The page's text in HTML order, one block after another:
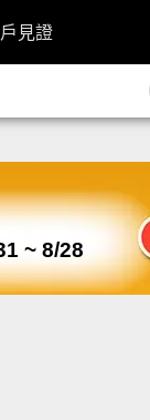
見證
~ 8/28